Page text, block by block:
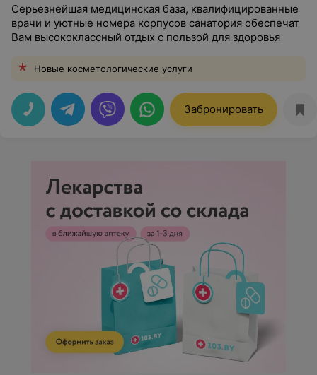
Серьезнейшая медицинская база, квалифицированные
врачи и уютные номера корпусов санатория обеспечат
Вам высококлассный отдых с пользой для здоровья
Новые косметологические услуги
Забронировать